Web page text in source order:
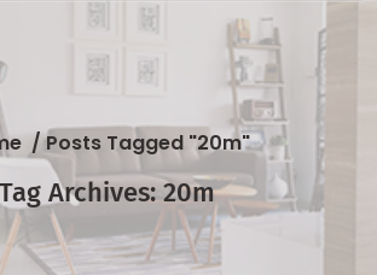
/Posts Tagged "20m"
Tag Archives: 20m